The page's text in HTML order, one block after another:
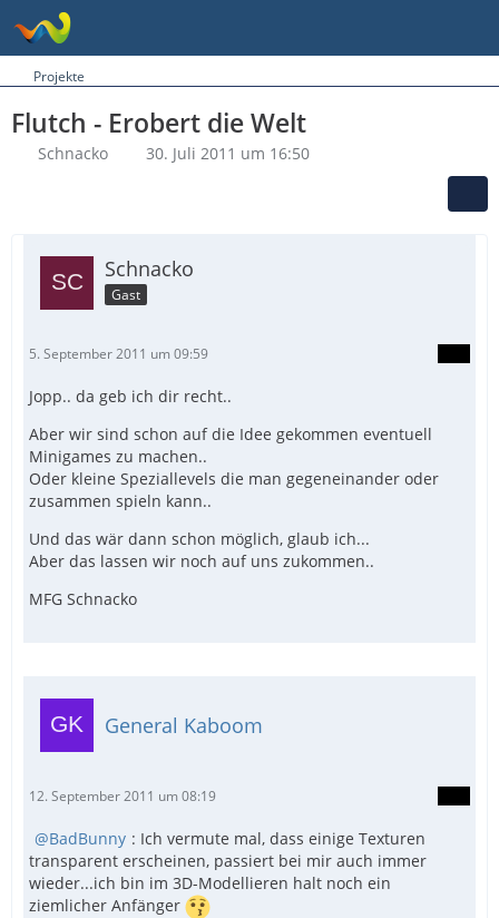
Projekte
Flutch - Erobert die Welt
Schnacko 30. Juli 2011 um 16:50
Schnacko
Gast
5. September 2011 um 09:59
Jopp.. da geb ich dir recht..
Aber wir sind schon auf die Idee gekommen eventuell
Minigames zu machen..
Oder kleine Speziallevels die man gegeneinander oder
zusammen spieln kann..
Und das wär dann schon möglich, glaub ich...
Aber das lassen wir noch auf uns zukommen..
MFG Schnacko
General Kaboom
12. September 2011 um 08:19
BadBunny : Ich vermute mal, dass einige Texturen
transparent erscheinen, passiert bei mir auch immer
wieder...ich bin im 3D-Modellieren halt noch ein
ziemlicher Anfänger